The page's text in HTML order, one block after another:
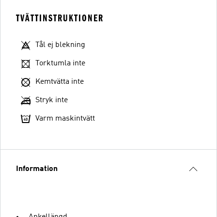
TVÄTTINSTRUKTIONER
Tål ej blekning
Torktumla inte
Kemtvätta inte
Stryk inte
Varm maskintvätt
Information